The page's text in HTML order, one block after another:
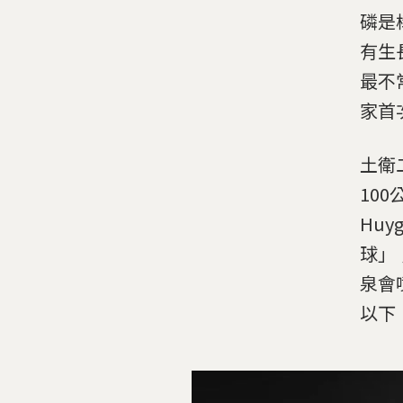
磷是
有生
最不
家首
土衛
100
球」
泉會
以下